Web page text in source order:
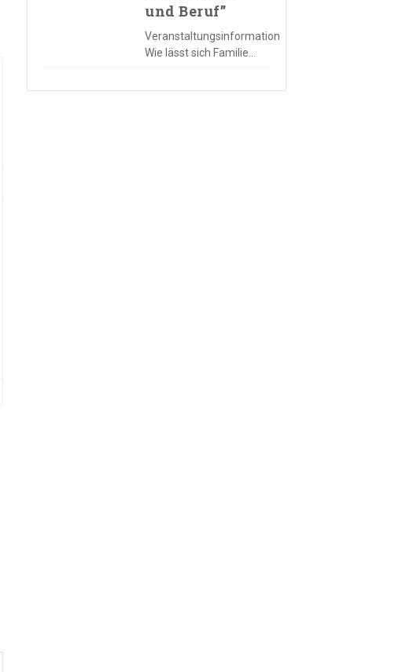
und Beruf”
Veranstaltungsinformation
Wie lässt sich Familie…